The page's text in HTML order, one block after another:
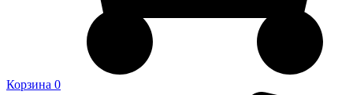
Корзина 0